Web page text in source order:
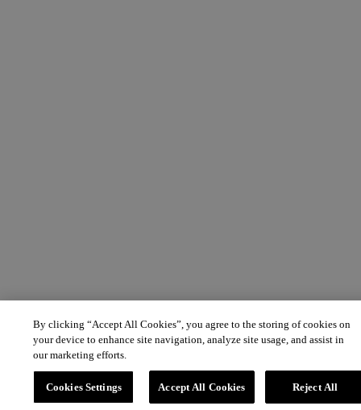
By clicking “Accept All Cookies”, you agree to the storing of cookies on
your device to enhance site navigation, analyze site usage, and assist in
our marketing efforts.
Cookies Settings Reject All
Accept All Cookies